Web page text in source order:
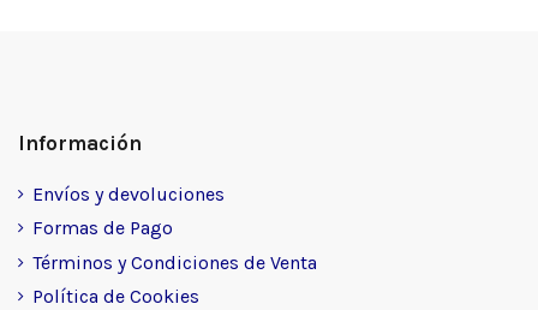
Información
Envíos y devoluciones
Formas de Pago
Términos y Condiciones de Venta
Política de Cookies